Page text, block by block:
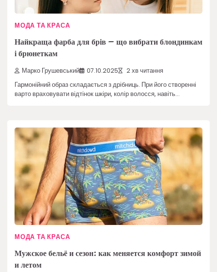
МОДА ТА КРАСА
Найкраща фарба для брів – що вибрати блондинкам
і брюнеткам
Марко Грушевський 07.10.2025 2 хв читання
Гармонійний образ складається з дрібниць. При його створенні
варто враховувати відтінок шкіри, колір волосся, навіть…
МОДА ТА КРАСА
Мужское бельё и сезон: как меняется комфорт зимой
и летом